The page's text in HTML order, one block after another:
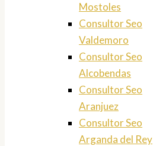
Mostoles
Consultor Seo
Valdemoro
Consultor Seo
Alcobendas
Consultor Seo
Aranjuez
Consultor Seo
Arganda del Rey